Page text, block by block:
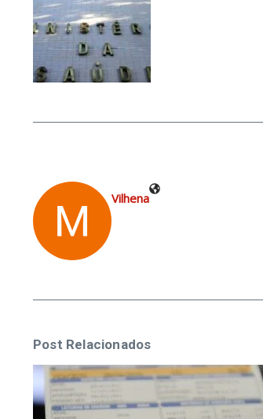
Vilhena
Post Relacionados